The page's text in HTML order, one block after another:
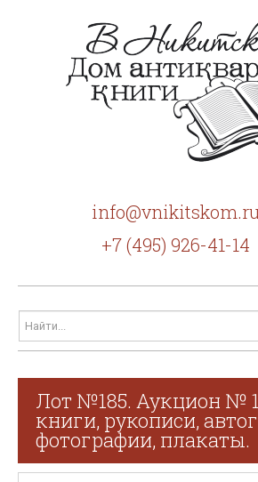
info@vnikitskom.ru
+7 (495) 926-41-14
Лот №185. Аукцион №
книги, рукописи,
фотографии, плакаты.